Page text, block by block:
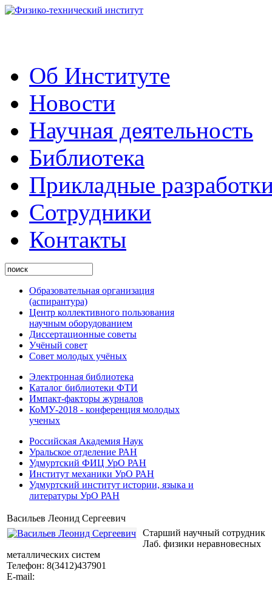
Об Институте
Новости
Научная деятельность
Библиотека
Прикладные
Сотрудники
Контакты
Образовательная организация
(аспирантура)
Центр коллективного пользования
научным оборудованием
Диссертационные советы
Учёный совет
Совет молодых учёных
Электронная библиотека
Каталог библиотеки ФТИ
Импакт-факторы журналов
КоМУ-2018 - конференция молодых
ученых
Российская Академия Наук
Уральское отделение РАН
Удмуртский ФИЦ УрО РАН
Институт механики УрО РАН
Удмуртский институт истории, языка и
литературы УрО РАН
Васильев Леонид Сергеевич
Cтарший научный сотрудник
Лаб. физики неравновесных
металлических систем
Телефон: 8(3412)437901
E-mail: